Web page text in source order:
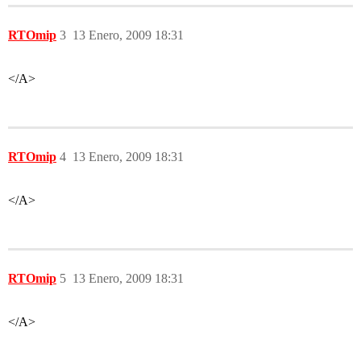
RTOmip 13 Enero, 2009 18:31
3
</A>
RTOmip 13 Enero, 2009 18:31
4
</A>
RTOmip 13 Enero, 2009 18:31
5
</A>